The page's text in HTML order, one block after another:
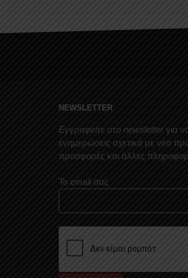
NEWSLETTER
Εγγραφείτε στο newsletter για
ενημερώσεις σχετικά με νέα
προσφορές και άλλες
Το email σας